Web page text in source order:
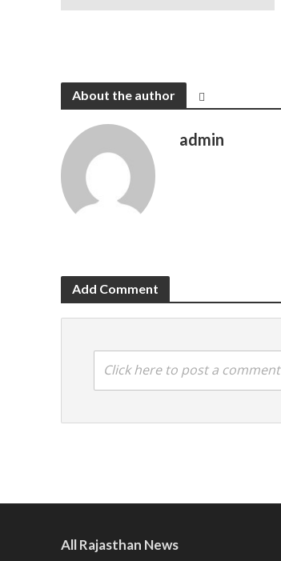
About the author
admin
Add Comment
Click here to post a comment
All Rajasthan News